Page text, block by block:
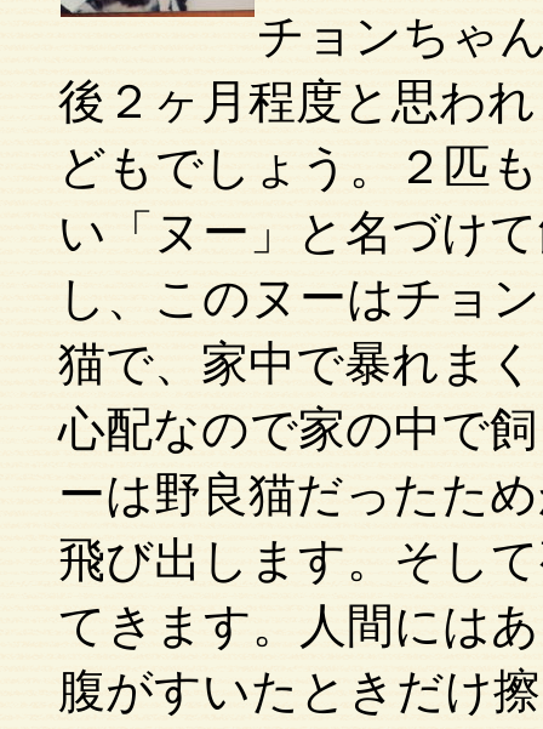
チョンちゃ
後２ヶ月程度と思わ
どもでしょう。２匹
い「ヌー」と名づけ
し、このヌーはチョ
猫で、家中で暴れま
心配なので家の中で
ーは野良猫だったた
飛び出します。そし
てきます。人間には
腹がすいたときだけ